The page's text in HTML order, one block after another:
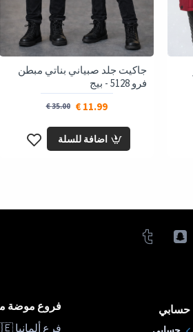
جاكيت جلد صبياني بناتي مبطن
فرو 5128 - بيج
11.99 €
35.00 €
اضافة للسلة
حسابي
فروع موضة
فرع ألمانيا 🇩🇪: هيرنه